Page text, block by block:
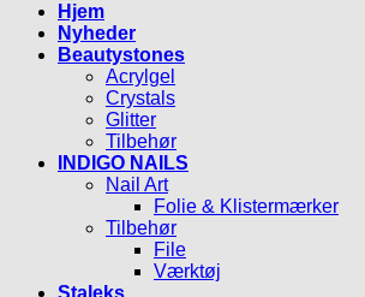
Hjem
Nyheder
Beautystones
Acrylgel
Crystals
Glitter
Tilbehør
INDIGO NAILS
Nail Art
Folie & Klistermærker
Tilbehør
File
Værktøj